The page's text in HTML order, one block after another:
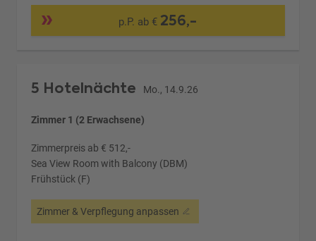
p.P. ab € 256,-
5 Hotelnächte Mo., 14.9.26
Zimmer 1 (2 Erwachsene)
Zimmerpreis ab € 512,-
Sea View Room with Balcony (DBM)
Frühstück (F)
Zimmer & Verpflegung anpassen